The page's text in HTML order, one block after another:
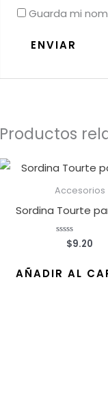
Guarda mi
Productos
Accesorios
Sordina Tourte
Valorado
con
5
$9.20
AÑADIR AL